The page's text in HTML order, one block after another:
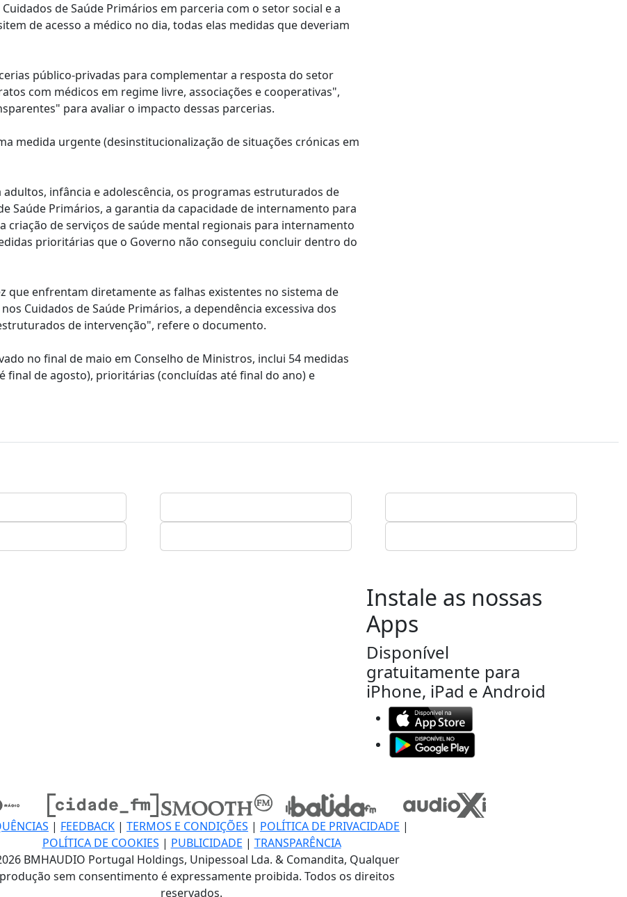
de Saúde Primários em parceria com o setor social e a
de acesso a médico no dia, todas elas medidas que deveriam
público-privadas para complementar a resposta do setor
com médicos em regime livre, associações e cooperativas",
para avaliar o impacto dessas parcerias.
medida urgente (desinstitucionalização de situações crónicas em
infância e adolescência, os programas estruturados de
Saúde Primários, a garantia da capacidade de internamento para
criação de serviços de saúde mental regionais para internamento
prioritárias que o Governo não conseguiu concluir dentro do
que enfrentam diretamente as falhas existentes no sistema de
Cuidados de Saúde Primários, a dependência excessiva dos
de intervenção", refere o documento.
no final de maio em Conselho de Ministros, inclui 54 medidas
final de agosto), prioritárias (concluídas até final do ano) e
Instale as nossas
Apps
Disponível
gratuitamente para
iPhone, iPad e Android
| FEEDBACK | TERMOS E CONDIÇÕES | POLÍTICA DE PRIVACIDADE |
POLÍTICA DE COOKIES | PUBLICIDADE | TRANSPARÊNCIA
BMHAUDIO Portugal Holdings, Unipessoal Lda. & Comandita, Qualquer
sem consentimento é expressamente proibida. Todos os direitos
reservados.